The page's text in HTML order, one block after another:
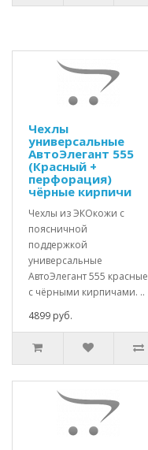
Чехлы
универсальные
АвтоЭлегант 555
(Красный +
перфорация)
чёрные кирпичи
Чехлы из ЭКОкожи с
поясничной
поддержкой
универсальные
АвтоЭлегант 555 красные
с чёрными кирпичами. ..
4899 руб.